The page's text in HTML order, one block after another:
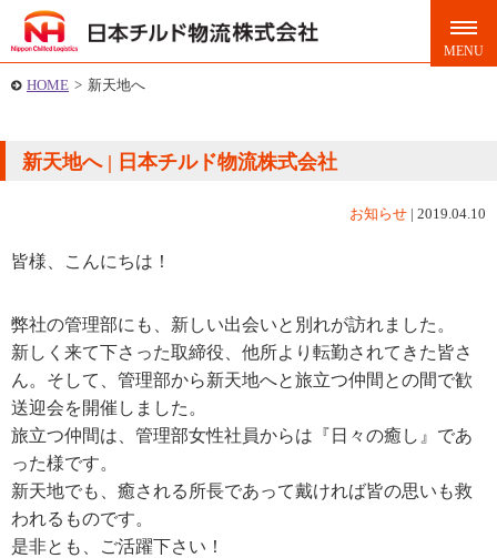
HOME > 新天地へ
新天地へ | 日本チルド物流株式会社
お知らせ | 2019.04.10
皆様、こんにちは！
弊社の管理部にも、新しい出会いと別れが訪れました。
新しく来て下さった取締役、他所より転勤されてきた皆さ
ん。そして、管理部から新天地へと旅立つ仲間との間で歓
送迎会を開催しました。
旅立つ仲間は、管理部女性社員からは『日々の癒し』であ
った様です。
新天地でも、癒される所長であって戴ければ皆の思いも救
われるものです。
是非とも、ご活躍下さい！